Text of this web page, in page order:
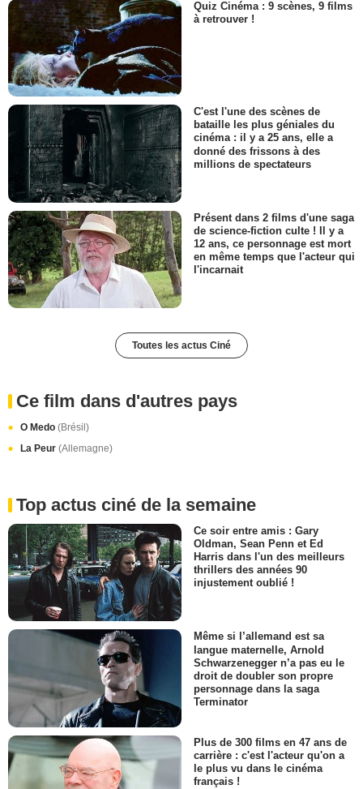
Quiz Cinéma : 9 scènes, 9 films
à retrouver !
C'est l'une des scènes de
bataille les plus géniales du
cinéma : il y a 25 ans, elle a
donné des frissons à des
millions de spectateurs
Présent dans 2 films d'une saga
de science-fiction culte ! Il y a
12 ans, ce personnage est mort
en même temps que l'acteur qui
l'incarnait
Toutes les actus Ciné
Ce film dans d'autres pays
O Medo (Brésil)
La Peur (Allemagne)
Top actus ciné de la semaine
Ce soir entre amis : Gary
Oldman, Sean Penn et Ed
Harris dans l'un des meilleurs
thrillers des années 90
injustement oublié !
Même si l’allemand est sa
langue maternelle, Arnold
Schwarzenegger n’a pas eu le
droit de doubler son propre
personnage dans la saga
Terminator
Plus de 300 films en 47 ans de
carrière : c'est l'acteur qu'on a
le plus vu dans le cinéma
français !